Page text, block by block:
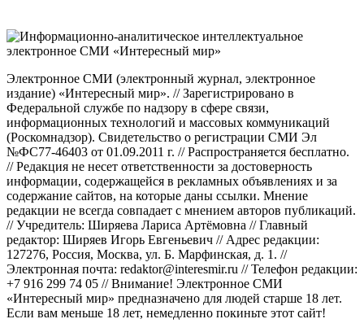
Электронное СМИ (электронный журнал, электронное
издание) «Интересный мир». // Зарегистрировано в
Федеральной службе по надзору в сфере связи,
информационных технологий и массовых коммуникаций
(Роскомнадзор). Свидетельство о регистрации СМИ Эл
№ФС77-46403 от 01.09.2011 г. // Распространяется бесплатно.
// Редакция не несет ответственности за достоверность
информации, содержащейся в рекламных объявлениях и за
содержание сайтов, на которые даны ссылки. Мнение
редакции не всегда совпадает с мнением авторов публикаций.
// Учредитель: Ширяева Лариса Артёмовна // Главный
редактор: Ширяев Игорь Евгеньевич // Адрес редакции:
127276, Россия, Москва, ул. Б. Марфинская, д. 1. //
Электронная почта: redaktor@interesmir.ru // Телефон редакции:
+7 916 299 74 05 // Внимание! Электронное СМИ
«Интересный мир» предназначено для людей старше 18 лет.
Если вам меньше 18 лет, немедленно покиньте этот сайт!